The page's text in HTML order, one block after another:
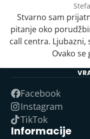
Stvarno sam
pitanje oko
call centra.
Ovako se
Facebook
Instagram
TikTok
Informacije